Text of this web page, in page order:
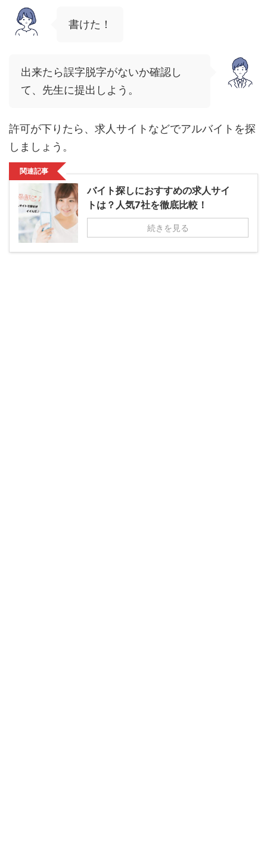
書けた！
出来たら誤字脱字がないか確認し
て、先生に提出しよう。
許可が下りたら、求人サイトなどでアルバイトを探
しましょう。
関連記事
バイト探しにおすすめの求人サイ
トは？人気7社を徹底比較！
続きを見る